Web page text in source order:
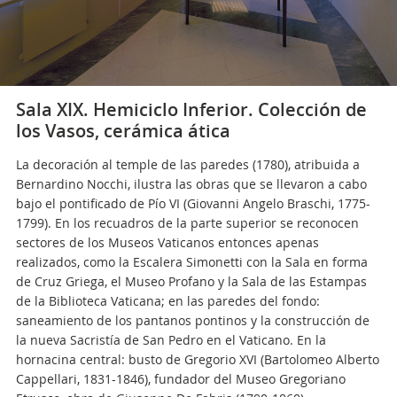
Sala XIX. Hemiciclo Inferior. Colección de
los Vasos, cerámica ática
La decoración al temple de las paredes (1780), atribuida a
Bernardino Nocchi, ilustra las obras que se llevaron a cabo
bajo el pontificado de Pío VI (Giovanni Angelo Braschi, 1775-
1799). En los recuadros de la parte superior se reconocen
sectores de los Museos Vaticanos entonces apenas
realizados, como la Escalera Simonetti con la Sala en forma
de Cruz Griega, el Museo Profano y la Sala de las Estampas
de la Biblioteca Vaticana; en las paredes del fondo:
saneamiento de los pantanos pontinos y la construcción de
la nueva Sacristía de San Pedro en el Vaticano. En la
hornacina central: busto de Gregorio XVI (Bartolomeo Alberto
Cappellari, 1831-1846), fundador del Museo Gregoriano